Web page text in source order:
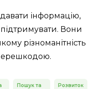
інформацію,
Вони
різноманітність
Пошук та
Розвиток